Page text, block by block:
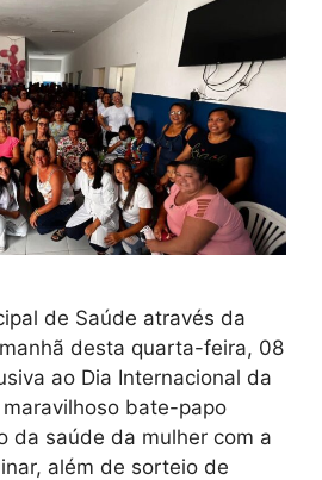
de Saúde através da
desta quarta-feira, 08
ao Dia Internacional da
bate-papo
da saúde da mulher com a
além de sorteio de